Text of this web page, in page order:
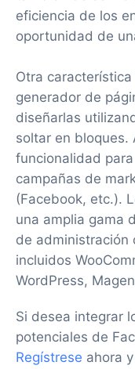
eficiencia de los
oportunidad de
Otra
generador de
diseñarlas
soltar en bloques.
funcionalidad
campañas de
(Facebook, etc.).
una amplia gama
de administración
incluidos
WordPress,
Si desea integrar
potenciales de
Regístrese ahora